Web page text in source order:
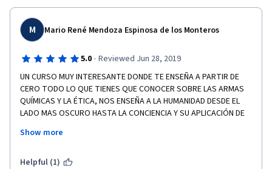
M Mario René Mendoza Espinosa de los Monteros
5.0 · Reviewed Jun 28, 2019
UN CURSO MUY INTERESANTE DONDE TE ENSEÑA A PARTIR DE
CERO TODO LO QUE TIENES QUE CONOCER SOBRE LAS ARMAS
QUÍMICAS Y LA ÉTICA, NOS ENSEÑA A LA HUMANIDAD DESDE EL
LADO MAS OSCURO HASTA LA CONCIENCIA Y SU APLICACIÓN DE
RESPETOS ES UN EMINENTE CATEDRÁTICO DE LA UNAM CON UN
EXPERIENCIA.
Show more
Helpful (1)